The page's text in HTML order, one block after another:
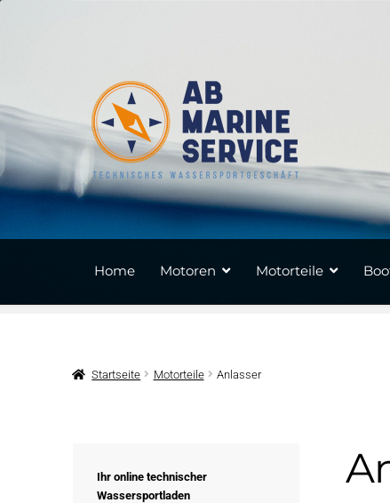
Home Motoren Motorteile
Startseite Motorteile Anlasser
Ihr online technischer
Wassersportladen